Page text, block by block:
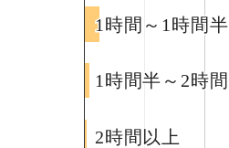
1時間～1時間半
1時間～1時間半
1時間半～2時間
1時間半～2時間
2時間以上
2時間以上